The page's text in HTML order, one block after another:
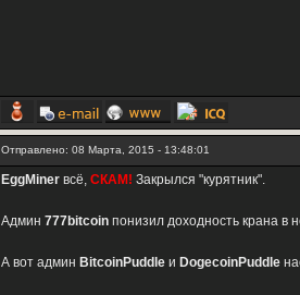
Отправлено: 08 Марта, 2015 - 13:48:01
EggMiner всё, СКАМ! Закрылся "курятник".
Админ 777bitcoin понизил доходность крана в
А вот админ BitcoinPuddle и DogecoinPuddle